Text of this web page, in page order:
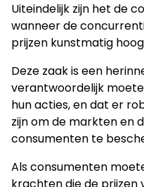
Uiteindelijk zijn het de
wanneer de
prijzen kunstmatig
Deze zaak is een
verantwoordelijk
hun acties, en dat er
zijn om de markten en
consumenten te
Als consumenten